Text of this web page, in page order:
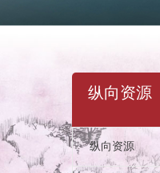
纵向资源
纵向资源